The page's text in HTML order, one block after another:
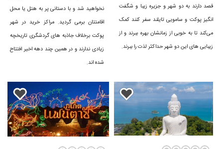
مجسمه یادبود دو زن قهرمان، موزه ملی پوکت، معبد چالونگ، معبد لائم
پرومتپ و مجسمه عظیم بودا هر ساله گردشگران زیادی را به سوی خود جلب
قصد دارند به دو شهر و جزیره زیبا و شگفت
انگیز پوکت و سامویی تایلند سفر کنند کمک
می‌کند تا به خوبی از زمانشان بهره ببرند و از
زیبایی های این دو شهر حداکثر لذت را ببرند.
نخواهید شد و با دستانی پر به هتل یا محل
اقامتتان برمی گردید. مراکز خرید در شهر
پوکت برخلاف جاذبه های گردشگری تاریخچه
زیادی ندارند و در همین چند دهه اخیر افتتاح
شده اند.